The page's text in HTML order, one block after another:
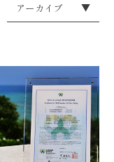
アーカイブ ▼
2024
2023
2022